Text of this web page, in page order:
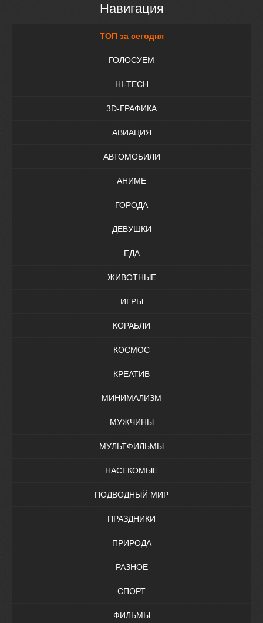
Навигация
ТОП за сегодня
ГОЛОСУЕМ
HI-TECH
3D-ГРАФИКА
АВИАЦИЯ
АВТОМОБИЛИ
АНИМЕ
ГОРОДА
ДЕВУШКИ
ЕДА
ЖИВОТНЫЕ
ИГРЫ
КОРАБЛИ
КОСМОС
КРЕАТИВ
МИНИМАЛИЗМ
МУЖЧИНЫ
МУЛЬТФИЛЬМЫ
НАСЕКОМЫЕ
ПОДВОДНЫЙ МИР
ПРАЗДНИКИ
ПРИРОДА
РАЗНОЕ
СПОРТ
ФИЛЬМЫ